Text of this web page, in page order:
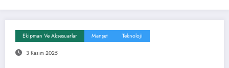
Ekipman Ve Aksesuarlar Manşet Teknoloji
3 Kasım 2025